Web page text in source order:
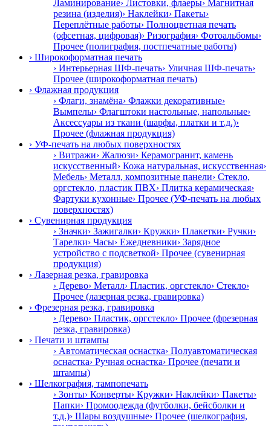
Ламинирование› Листовки, флаеры› Магнитная
резина (изделия)› Наклейки› Пакеты›
Переплётные работы› Полноцветная печать
(офсетная, цифровая)› Ризография› Фотоальбомы›
Прочее (полиграфия, постпечатные работы)
› Широкоформатная печать
› Интерьерная ШФ-печать› Уличная ШФ-печать›
Прочее (широкоформатная печать)
› Флажная продукция
› Флаги, знамёна› Флажки декоративные›
Вымпелы› Флагштоки настольные, напольные›
Аксессуары из ткани (шарфы, платки и т.д.)›
Прочее (флажная продукция)
› УФ-печать на любых поверхностях
› Витражи› Жалюзи› Керамогранит, камень
искусственный› Кожа натуральная, искусственная›
Мебель› Металл, композитные панели› Стекло,
оргстекло, пластик ПВХ› Плитка керамическая›
Фартуки кухонные› Прочее (УФ-печать на любых
поверхностях)
› Сувенирная продукция
› Значки› Зажигалки› Кружки› Плакетки› Ручки›
Тарелки› Часы› Ежедневники› Зарядное
устройство с подсветкой› Прочее (сувенирная
продукция)
› Лазерная резка, гравировка
› Дерево› Металл› Пластик, оргстекло› Стекло›
Прочее (лазерная резка, гравировка)
› Фрезерная резка, гравировка
› Дерево› Пластик, оргстекло› Прочее (фрезерная
резка, гравировка)
› Печати и штампы
› Автоматическая оснастка› Полуавтоматическая
оснастка› Ручная оснастка› Прочее (печати и
штампы)
› Шелкография, тампопечать
› Зонты› Конверты› Кружки› Наклейки› Пакеты›
Папки› Промоодежда (футболки, бейсболки и
т.д.)› Шары воздушные› Прочее (шелкография,